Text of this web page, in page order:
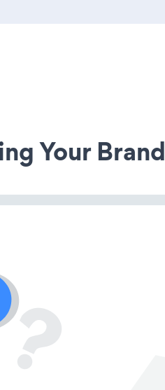
Your Brand